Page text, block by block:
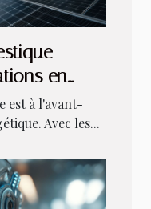
en
est à l'avant-
Avec les...